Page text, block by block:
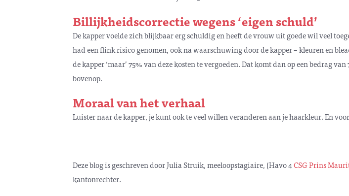
Billijkheidscorrectie wegens ‘eigen schuld’
De kapper voelde zich blijkbaar erg schuldig en heeft de vrouw uit goede wil veel
had een flink risico genomen, ook na waarschuwing door de kapper – kleuren en
de kapper ‘maar’ 75% van deze kosten te vergoeden. Dat komt dan op een bedrag
bovenop.
Moraal van het verhaal
Luister naar de kapper, je kunt ook te veel willen veranderen aan je haarkleur. En
Deze blog is geschreven door Julia Struik, meeloopstagiaire, (Havo 4CSG Prins
kantonrechter.